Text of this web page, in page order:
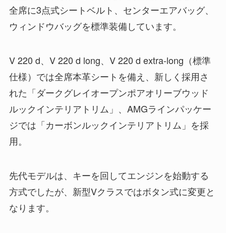
全席に3点式シートベルト、センターエアバッグ、
ウィンドウバッグを標準装備しています。
V 220 d、V 220 d long、V 220 d extra-long（標準
仕様）では全席本革シートを備え、新しく採用さ
れた「ダークグレイオープンポアオリーブウッド
ルックインテリアトリム」、AMGラインパッケー
ジでは「カーボンルックインテリアトリム」を採
用。
先代モデルは、キーを回してエンジンを始動する
方式でしたが、新型Vクラスではボタン式に変更と
なります。